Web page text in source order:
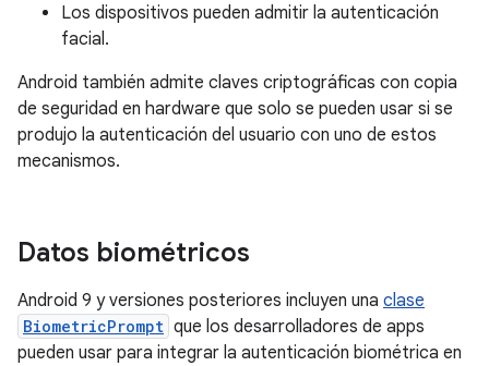
Los dispositivos pueden admitir la autenticación
facial.
Android también admite claves criptográficas con copia
de seguridad en hardware que solo se pueden usar si se
produjo la autenticación del usuario con uno de estos
mecanismos.
Datos biométricos
Android 9 y versiones posteriores incluyen una clase
BiometricPrompt que los desarrolladores de apps
pueden usar para integrar la autenticación biométrica en